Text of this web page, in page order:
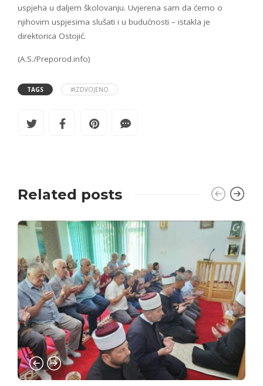
uspjeha u daljem školovanju. Uvjerena sam da ćemo o
njihovim uspjesima slušati i u budućnosti – istakla je
direktorica Ostojić.
(A.S./Preporod.info)
TAGS #IZDVOJENO
Related posts